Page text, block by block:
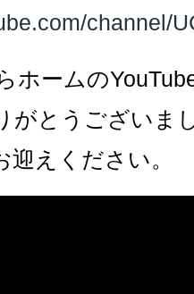
channel/
ホームの
がとうございま
えください。